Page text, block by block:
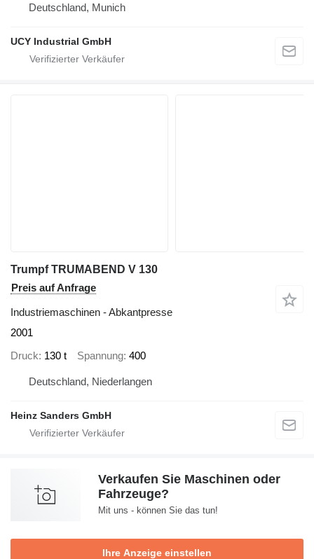
Deutschland, Munich
UCY Industrial GmbH
Trumpf TRUMABEND V 130
Preis auf Anfrage
Industriemaschinen - Abkantpresse
2001
Druck 130 t Spannung 400
Deutschland, Niederlangen
Heinz Sanders GmbH
Verkaufen Sie Maschinen oder
Fahrzeuge?
Mit uns - können Sie das tun!
Ihre Anzeige einstellen